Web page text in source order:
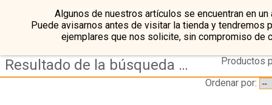
Algunos de nuestros artículos se encuentran en un
Puede avisarnos antes de visitar la tienda y tendremos
ejemplares que nos solicite, sin compromiso de
Resultado de la búsqueda de autor bicheno,-hugh
Productos
Ordenar por: